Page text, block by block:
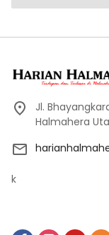
Jl.
Halmahera
k